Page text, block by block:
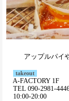
アップルパイ
takeout
A-FACTORY 1F
TEL 090-2981-
10:00-20:00